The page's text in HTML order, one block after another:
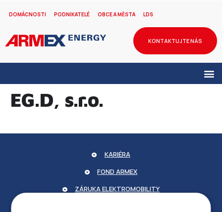
DOMÁCNOSTI PODNIKATELÉ OBCE A MĚSTA LDS
KONTAKTUJTE NÁS
EG.D, s.r.o.
KARIÉRA
FOND ARMEX
ZÁRUKA ELEKTROMOBILITY